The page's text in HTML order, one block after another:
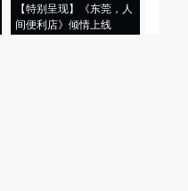
【特别呈现】《东莞，人
间便利店》倾情上线